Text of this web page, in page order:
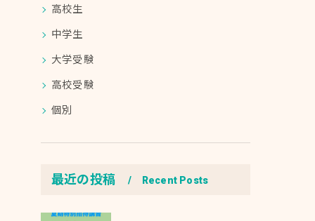
高校生
中学生
大学受験
高校受験
個別
最近の投稿 Recent Posts